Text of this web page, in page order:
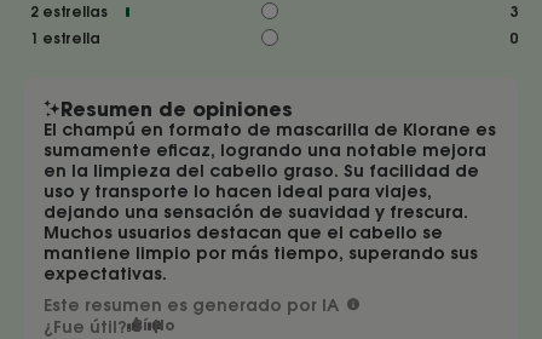
2 estrellas
3
1 estrella 0
Resumen de opiniones
El champú en formato de mascarilla de Klorane es
sumamente eficaz, logrando una notable mejora
en la limpieza del cabello graso. Su facilidad de
uso y transporte lo hacen ideal para viajes,
dejando una sensación de suavidad y frescura.
Muchos usuarios destacan que el cabello se
mantiene limpio por más tiempo, superando sus
expectativas.
Este resumen es generado por IA
¿Fue útil? Sí No